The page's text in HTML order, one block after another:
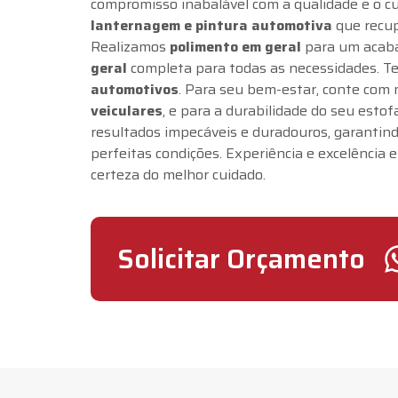
lanternagem e pintura automotiva que
Realizamos polimento em geral para um
geral completa para todas as necessidades.
automotivos. Para seu bem-estar, conte com
veiculares, e para a durabilidade do seu
resultados impecáveis e duradouros,
perfeitas condições. Experiência e excelência
certeza do melhor cuidado.
Solicitar Orçamento